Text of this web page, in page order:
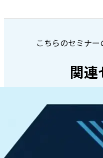
こちらのセミナー
関連